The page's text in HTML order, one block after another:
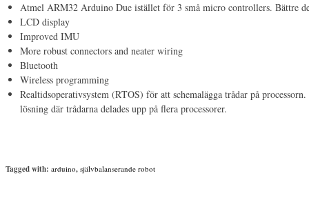
Atmel ARM32 Arduino Due istället för 3 små micro controllers. Bättre
LCD display
Improved IMU
More robust connectors and neater wiring
Bluetooth
Wireless programming
Realtidsoperativsystem (RTOS) för att schemalägga trådar på
lösning där trådarna delades upp på flera processorer.
Tagged with: arduino, självbalanserande robot